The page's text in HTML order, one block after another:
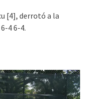
[4], derrotó a la
4 6-4.